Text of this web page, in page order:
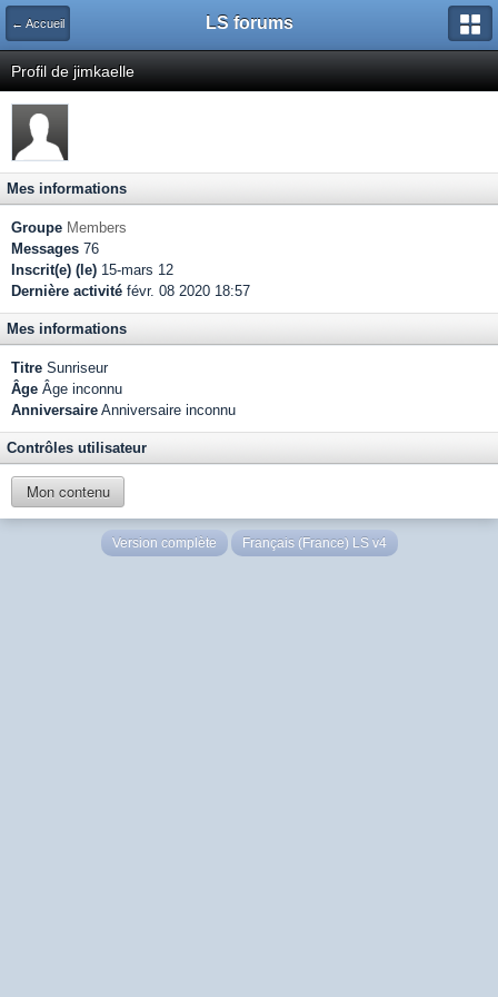
← Accueil LS forums
Profil de jimkaelle
Mes informations
Groupe Members
Messages 76
Inscrit(e) (le) 15-mars 12
Dernière activité févr. 08 2020 18:57
Mes informations
Titre Sunriseur
Âge Âge inconnu
Anniversaire Anniversaire inconnu
Contrôles utilisateur
Mon contenu
Version complète Français (France) LS v4